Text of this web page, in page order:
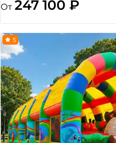
От 247 100 ₽
5